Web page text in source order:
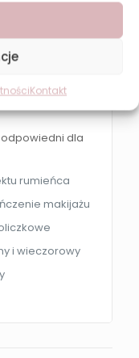
Kontakt
policzków w
aplikując
odpowiedni dla
rumieńca
makijażu
i wieczorowy